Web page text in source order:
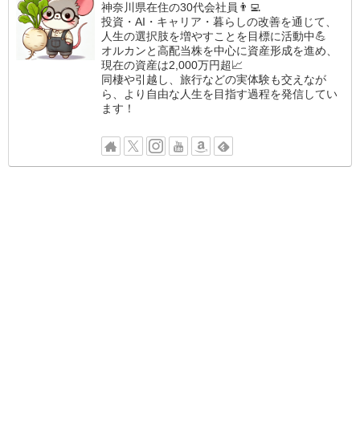
神奈川県在住の30代会社員👨‍💻
投資・AI・キャリア・暮らしの改善を通じて、
人生の選択肢を増やすことを目標に活動中💪
オルカンと高配当株を中心に資産形成を進め、
現在の資産は2,000万円超📈
同棲や引越し、旅行などの実体験も交えなが
ら、より自由な人生を目指す過程を発信してい
ます！